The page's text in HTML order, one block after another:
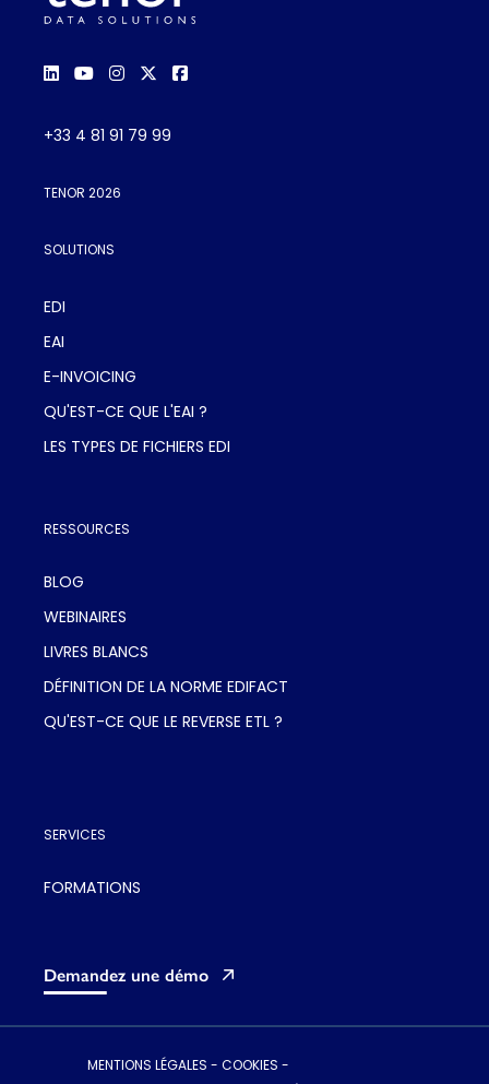
+33 4 81 91 79 99
TENOR 2026
SOLUTIONS
EDI
EAI
E-INVOICING
QU'EST-CE QUE L'EAI ?
LES TYPES DE FICHIERS EDI
RESSOURCES
BLOG
WEBINAIRES
LIVRES BLANCS
DÉFINITION DE LA NORME EDIFACT
QU'EST-CE QUE LE REVERSE ETL ?
SERVICES
FORMATIONS
Demandez une démo
MENTIONS LÉGALES - COOKIES -